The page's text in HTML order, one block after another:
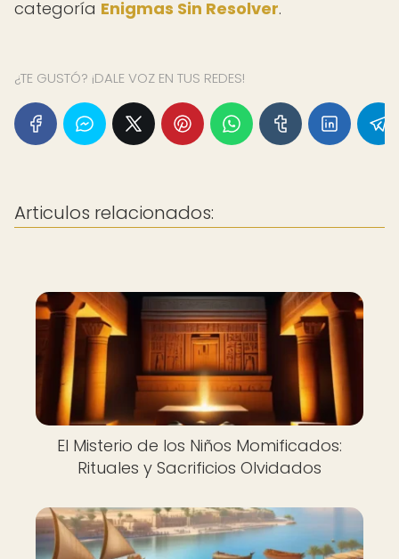
categoría Enigmas Sin Resolver.
¿TE GUSTÓ? ¡DALE VOZ EN TUS REDES!
Articulos relacionados:
El Misterio de los Niños Momificados:
Rituales y Sacrificios Olvidados